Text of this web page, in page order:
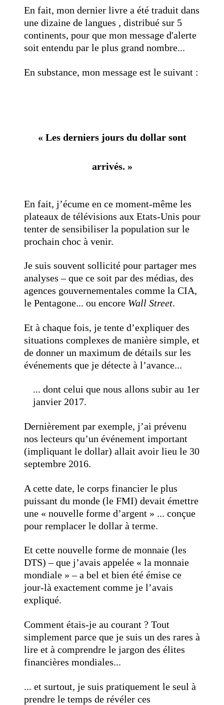
En fait, mon dernier livre a été traduit dans
une dizaine de langues , distribué sur 5
continents, pour que mon message d'alerte
soit entendu par le plus grand nombre...
En substance, mon message est le suivant :
« Les derniers jours du dollar sont
arrivés. »
En fait, j’écume en ce moment-même les
plateaux de télévisions aux Etats-Unis pour
tenter de sensibiliser la population sur le
prochain choc à venir.
Je suis souvent sollicité pour partager mes
analyses – que ce soit par des médias, des
agences gouvernementales comme la CIA,
le Pentagone... ou encore Wall Street.
Et à chaque fois, je tente d’expliquer des
situations complexes de manière simple, et
de donner un maximum de détails sur les
événements que je détecte à l’avance...
... dont celui que nous allons subir au 1er
janvier 2017.
Dernièrement par exemple, j’ai prévenu
nos lecteurs qu’un événement important
(impliquant le dollar) allait avoir lieu le 30
septembre 2016.
A cette date, le corps financier le plus
puissant du monde (le FMI) devait émettre
une « nouvelle forme d’argent » ... conçue
pour remplacer le dollar à terme.
Et cette nouvelle forme de monnaie (les
DTS) – que j’avais appelée « la monnaie
mondiale » – a bel et bien été émise ce
jour-là exactement comme je l’avais
expliqué.
Comment étais-je au courant ? Tout
simplement parce que je suis un des rares à
lire et à comprendre le jargon des élites
financières mondiales...
... et surtout, je suis pratiquement le seul à
prendre le temps de révéler ces